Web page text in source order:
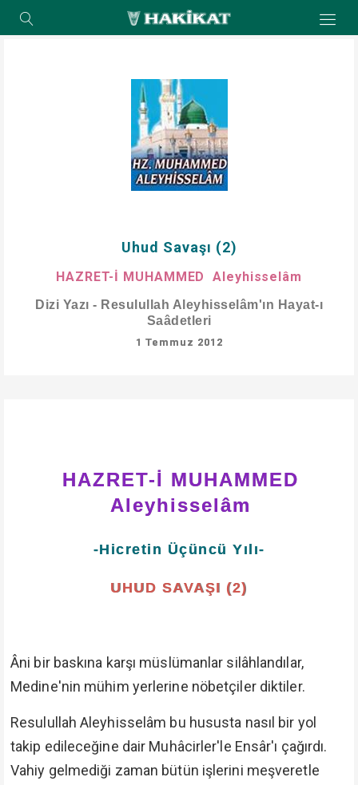
Uhud Savaşı (2)
HAZRET-İ MUHAMMED Aleyhisselâm
Dizi Yazı - Resulullah Aleyhisselâm'ın Hayat-ı
Saâdetleri
1 Temmuz 2012
HAZRET-İ MUHAMMED
Aleyhisselâm
-Hicretin Üçüncü Yılı-
UHUD SAVAŞI (2)
Âni bir baskına karşı müslümanlar silâhlandılar,
Medine'nin mühim yerlerine nöbetçiler diktiler.
Resulullah Aleyhisselâm bu hususta nasıl bir yol
takip edileceğine dair Muhâcirler'le Ensâr'ı çağırdı.
Vahiy gelmediği zaman bütün işlerini meşveretle